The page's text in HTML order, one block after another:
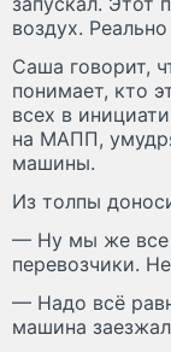
воздух.
Саша говорит,
понимает, кто
всех в
на МАПП,
машины.
Из толпы
— Ну мы же все
перевозчики.
— Надо всё
машина